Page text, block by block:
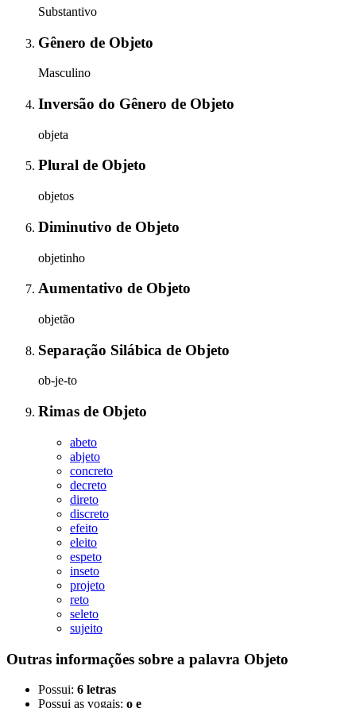
Substantivo
Gênero de Objeto
Masculino
Inversão do Gênero de Objeto
objeta
Plural de Objeto
objetos
Diminutivo de Objeto
objetinho
Aumentativo de Objeto
objetão
Separação Silábica de Objeto
ob-je-to
Rimas de Objeto
abeto
abjeto
concreto
decreto
direto
discreto
efeito
eleito
espeto
inseto
projeto
reto
seleto
sujeito
Outras informações sobre a palavra Objeto
Possui: 6 letras
Possui as vogais: o e